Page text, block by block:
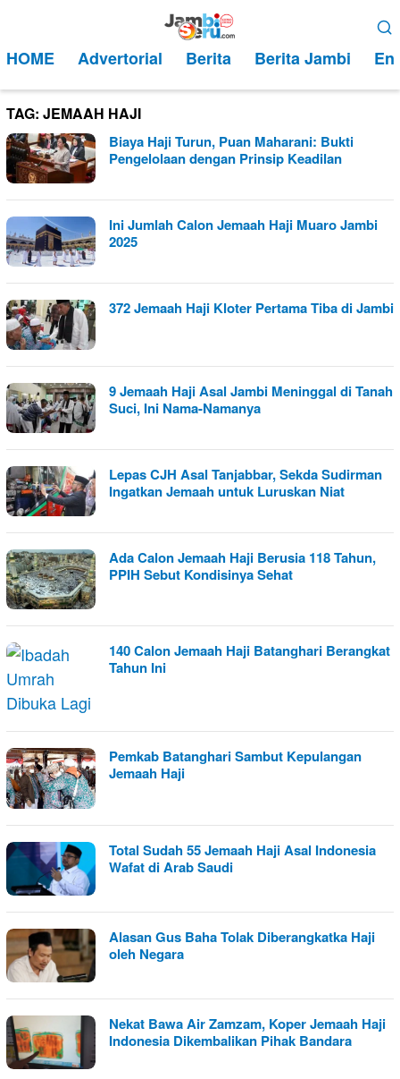
kontenMobile
HOME Advertorial Berita Berita Jambi
TAG: JEMAAH HAJI
Biaya Haji Turun, Puan Maharani: Bukti
Pengelolaan dengan Prinsip Keadilan
Ini Jumlah Calon Jemaah Haji Muaro Jambi
2025
372 Jemaah Haji Kloter Pertama Tiba di Jambi
9 Jemaah Haji Asal Jambi Meninggal di Tanah
Suci, Ini Nama-Namanya
Lepas CJH Asal Tanjabbar, Sekda Sudirman
Ingatkan Jemaah untuk Luruskan Niat
Ada Calon Jemaah Haji Berusia 118 Tahun,
PPIH Sebut Kondisinya Sehat
140 Calon Jemaah Haji Batanghari Berangkat
Tahun Ini
Pemkab Batanghari Sambut Kepulangan
Jemaah Haji
Total Sudah 55 Jemaah Haji Asal Indonesia
Wafat di Arab Saudi
Alasan Gus Baha Tolak Diberangkatka Haji
oleh Negara
Nekat Bawa Air Zamzam, Koper Jemaah Haji
Indonesia Dikembalikan Pihak Bandara